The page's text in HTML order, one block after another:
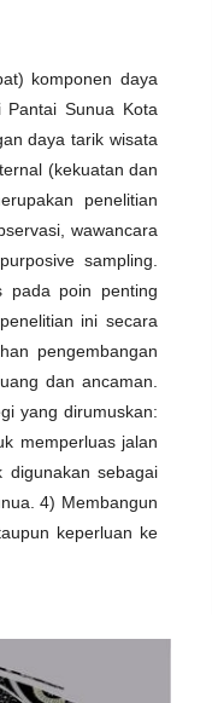
komponen daya
Pantai Sunua Kota
daya tarik wisata
(kekuatan dan
penelitian
wawancara
sampling.
pada poin penting
ini secara
pengembangan
dan ancaman.
yang dirumuskan:
memperluas jalan
digunakan sebagai
4) Membangun
keperluan ke